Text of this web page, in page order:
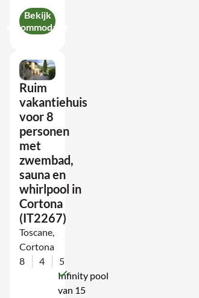
Bekijk
accommodatie
Ruim
vakantiehuis
voor 8
personen
met
zwembad,
sauna en
whirlpool in
Cortona
(IT2267)
Toscane,
Cortona
8
4
5
Infinity pool
van 15